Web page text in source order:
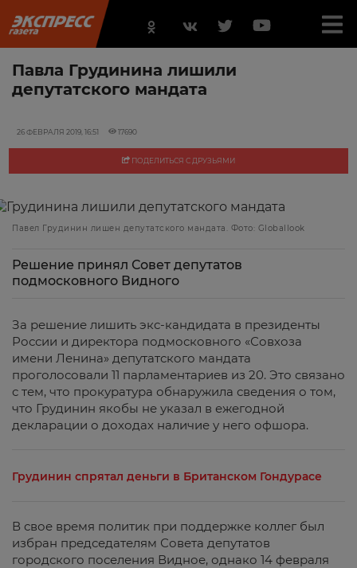
Павла Грудинина лишили
депутатского мандата
26 ФЕВРАЛЯ 2019, 16:51 17690
ПОДЕЛИТЬСЯ С ДРУЗЬЯМИ
Павел Грудинин лишен депутатского мандата. Фото: Globallook
Решение принял Совет депутатов
подмосковного Видного
За решение лишить экс-кандидата в президенты
России и директора подмосковного «Совхоза
имени Ленина» депутатского мандата
проголосовали 11 парламентариев из 20. Это связано
с тем, что прокуратура обнаружила сведения о том,
что Грудинин якобы не указал в ежегодной
декларации о доходах наличие у него офшора.
Грудинин спрятал деньги в Британском Гондурасе
В свое время политик при поддержке коллег был
избран председателям Совета депутатов
городского поселения Видное, однако 14 февраля